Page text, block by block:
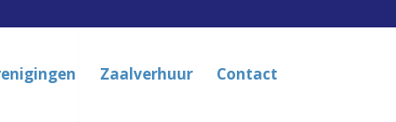
Zaalverhuur Contact